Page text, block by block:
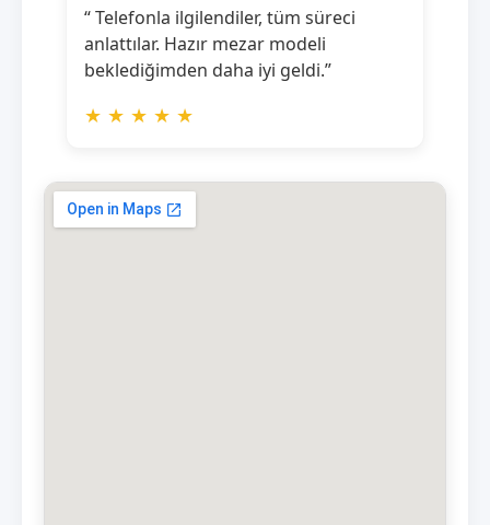
“ Telefonla ilgilendiler, tüm süreci
anlattılar. Hazır mezar modeli
beklediğimden daha iyi geldi.”
★ ★ ★ ★ ★